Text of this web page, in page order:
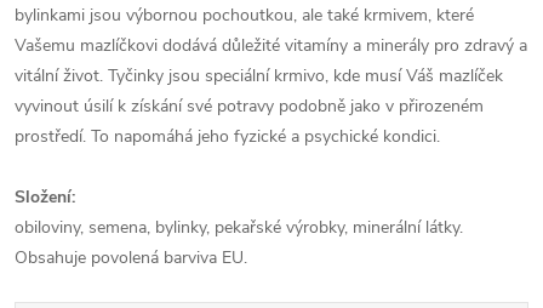
bylinkami jsou výbornou pochoutkou, ale také krmivem, které
Vašemu mazlíčkovi dodává důležité vitamíny a minerály pro zdravý a
vitální život. Tyčinky jsou speciální krmivo, kde musí Váš mazlíček
vyvinout úsilí k získání své potravy podobně jako v přirozeném
prostředí. To napomáhá jeho fyzické a psychické kondici.
Složení:
obiloviny, semena, bylinky, pekařské výrobky, minerální látky.
Obsahuje povolená barviva EU.